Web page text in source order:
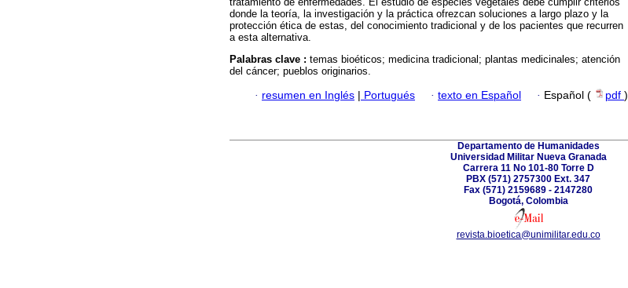
donde la teoría, la investigación y la práctica ofrezcan soluciones a largo plazo y la
protección ética de estas, del conocimiento tradicional y de los pacientes que recurren
a esta alternativa.
Palabras clave : temas bioéticos; medicina tradicional; plantas medicinales; atención
del cáncer; pueblos originarios.
· resumen en Inglés | Portugués · texto en Español · Español ( pdf )
Departamento de Humanidades
Universidad Militar Nueva Granada
Carrera 11 No 101-80 Torre D
PBX (571) 2757300 Ext. 347
Fax (571) 2159689 - 2147280
Bogotá, Colombia
revista.bioetica@unimilitar.edu.co